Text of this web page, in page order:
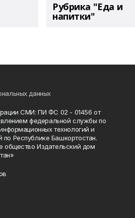
Рубрика "Еда и
напитки"
данных
СМИ: ПИ ФС 02 - 01456 от
федеральной службы по
технологий и
Республике Башкортостан.
общество Издательский дом